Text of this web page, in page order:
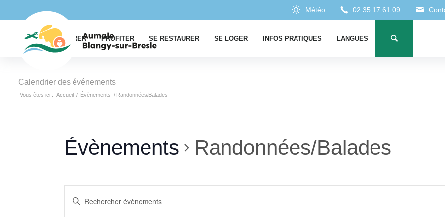
EXPLORER PROFITER SE RESTAURER SE LOGER INFOS PRATIQUES LANGUES
Calendrier des événements
Vous êtes ici : Accueil / Évènements / Randonnées/Balades
Évènements Randonnées/Balades
et
Saisir